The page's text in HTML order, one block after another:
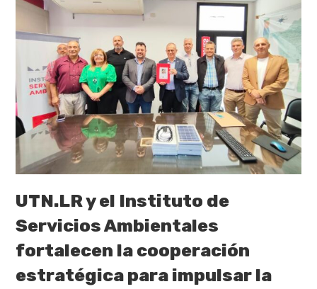
UTN.LR y el Instituto de
Servicios Ambientales
fortalecen la cooperación
estratégica para impulsar la